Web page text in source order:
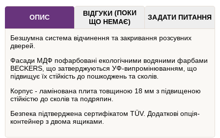
ОПИС ВІДГУКИ (ПОКИ
ЩО НЕМАЄ)
ЗАДАТИ ПИТАННЯ
Безшумна система відчинення та закривання розсувних
дверей.
Фасади МДФ пофарбовані екологічними водяними фарбами
BECKERS, що затверджуються УФ-випромінюванням, що
підвищує їх стійкість до пошкоджень та сколів.
Корпус - ламінована плита товщиною 18 мм з підвищеною
стійкістю до сколів та подряпин.
Безпека підтверджена сертифікатом TÜV. Додаткові опція-
контейнер з двома ящиками.